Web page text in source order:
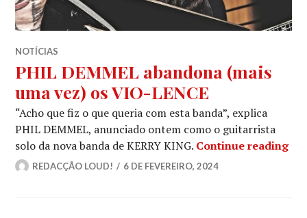
NOTÍCIAS
PHIL DEMMEL abandona (mais
uma vez) os VIO-LENCE
“Acho que fiz o que queria com esta banda”, explica
PHIL DEMMEL, anunciado ontem como o guitarrista
solo da nova banda de KERRY KING. Continue reading
REDACÇÃO LOUD! 6 DE FEVEREIRO, 2024